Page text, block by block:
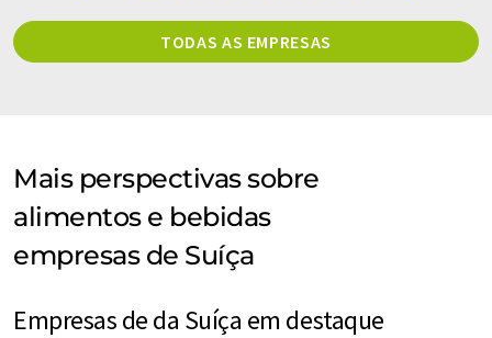
TODAS AS EMPRESAS
Mais perspectivas sobre
alimentos e bebidas
empresas de Suíça
Empresas de da Suíça em destaque